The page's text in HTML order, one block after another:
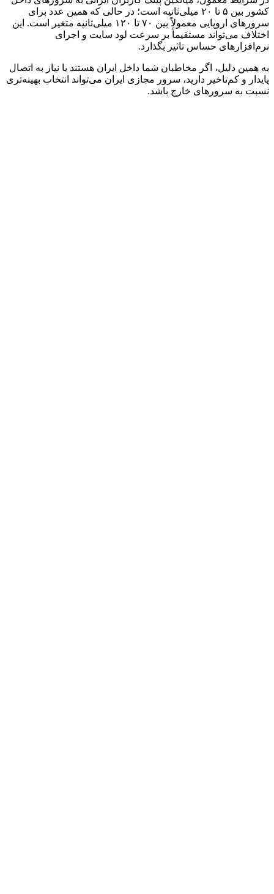
کشور بین ۵ تا ۲۰ میلی‌ثانیه است؛ در حالی که همین عدد برای
سرورهای اروپایی معمولاً بین ۷۰ تا ۱۲۰ میلی‌ثانیه متغیر است. این
اختلاف می‌تواند مستقیماً بر سرعت لود سایت و اجرای
نرم‌افزارهای حساس تاثیر بگذارد.
به همین دلیل، اگر مخاطبان شما داخل ایران هستند یا نیاز به اتصال
پایدار و کم‌تاخیر دارید، سرور مجازی ایران می‌تواند انتخاب بهینه‌تری
نسبت به سرورهای خارج باشد.